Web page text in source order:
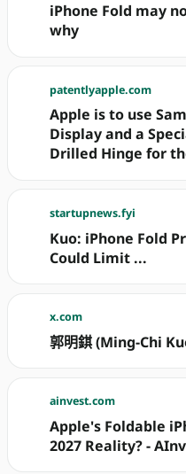
iPhone Fold may
why
patentlyapple.com
Apple is to use
Display and a
Drilled Hinge for
startupnews.fyi
Kuo: iPhone Fold
Could Limit ...
x.com
郭明錤 (Ming-Chi
ainvest.com
Apple's Foldable
2027 Reality? -